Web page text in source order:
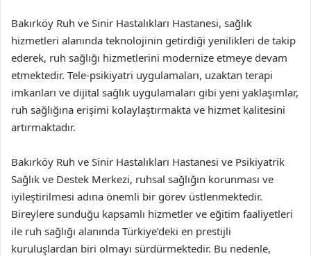
Bakırköy Ruh ve Sinir Hastalıkları Hastanesi, sağlık
hizmetleri alanında teknolojinin getirdiği yenilikleri de takip
ederek, ruh sağlığı hizmetlerini modernize etmeye devam
etmektedir. Tele-psikiyatri uygulamaları, uzaktan terapi
imkanları ve dijital sağlık uygulamaları gibi yeni yaklaşımlar,
ruh sağlığına erişimi kolaylaştırmakta ve hizmet kalitesini
artırmaktadır.
Bakırköy Ruh ve Sinir Hastalıkları Hastanesi ve Psikiyatrik
Sağlık ve Destek Merkezi, ruhsal sağlığın korunması ve
iyileştirilmesi adına önemli bir görev üstlenmektedir.
Bireylere sunduğu kapsamlı hizmetler ve eğitim faaliyetleri
ile ruh sağlığı alanında Türkiye’deki en prestijli
kuruluşlardan biri olmayı sürdürmektedir. Bu nedenle,